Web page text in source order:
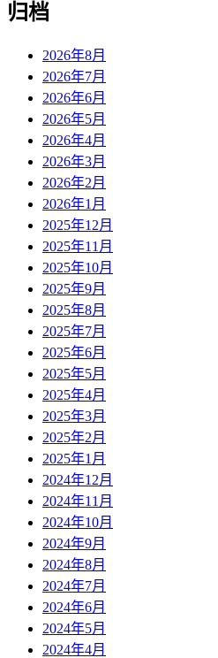
归档
2026年8月
2026年7月
2026年6月
2026年5月
2026年4月
2026年3月
2026年2月
2026年1月
2025年12月
2025年11月
2025年10月
2025年9月
2025年8月
2025年7月
2025年6月
2025年5月
2025年4月
2025年3月
2025年2月
2025年1月
2024年12月
2024年11月
2024年10月
2024年9月
2024年8月
2024年7月
2024年6月
2024年5月
2024年4月